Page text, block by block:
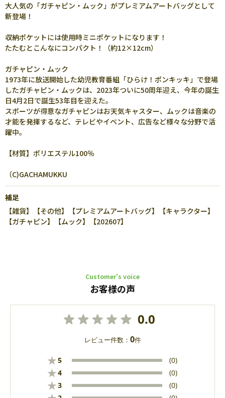
大人気の「ガチャピン・ムック」がプレミアムアートバッグとして
新登場！
収納ポケットには使用時ミニポケットになります！
たたむとこんなにコンパクト！（約12×12cm）
ガチャピン・ムック
1973年に放送開始した幼児教育番組「ひらけ！ポンキッキ」で登場
したガチャピン・ムックは、2023年ついに50周年迎え、今年の誕生
日4月2日で誕生53年目を迎えた。
スポーツが得意なガチャピンはお天気キャスター、ムックは音楽の
才能を発揮するなど、テレビやイベント、広告など様々な分野で活
躍中。
【材質】ポリエステル100％
（C)GACHAMUKKU
補足
【雑貨】【その他】【プレミアムアートバッグ】【キャラクター】
【ガチャピン】【ムック】【202607】
Customer’s voice
お客様の声
0.0
レビュー件数： 0件
★5 (0)
★4 (0)
★3 (0)